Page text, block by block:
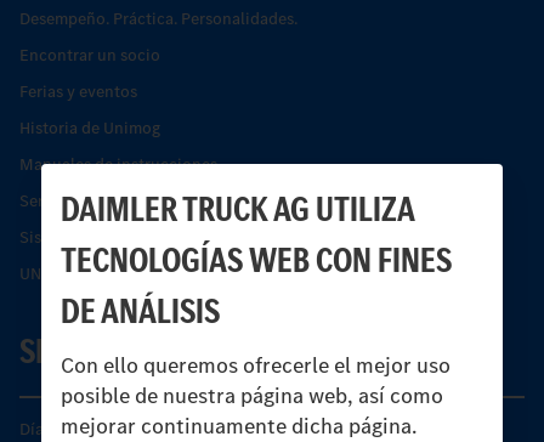
DAIMLER TRUCK AG UTILIZA
TECNOLOGÍAS WEB CON FINES
DE ANÁLISIS
Con ello queremos ofrecerle el mejor uso
posible de nuestra página web, así como
mejorar continuamente dicha página.
Desempeño. Práctica. Personalidades.
Encontrar un socio
Ferias y eventos
Historia de Unimog
Manuales de instrucciones
Servicios financieros
Sistemas de asistencia de seguridad Econic
UNI-TOUCH®
SERVICIO
Días de Servicio del Unimog